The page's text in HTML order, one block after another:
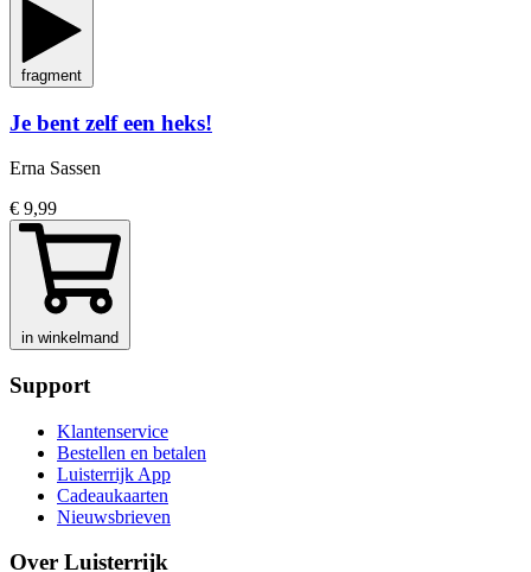
fragment
Je bent zelf een heks!
Erna Sassen
€ 9,99
in winkelmand
Support
Klantenservice
Bestellen en betalen
Luisterrijk App
Cadeaukaarten
Nieuwsbrieven
Over Luisterrijk